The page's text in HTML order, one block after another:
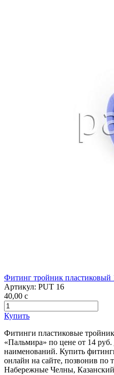
Фитинг тройник пластиковый
Артикул: PUT 16
40,00 c
Купить
Фитинги пластиковые
«Пальмира» по цене от 14 руб.
наименований. Купить
онлайн на сайте, позвонив по
Набережные Челны,